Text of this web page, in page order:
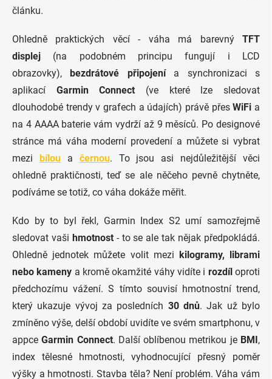
článku.
Ohledně praktických věcí - váha má barevný TFT
displej
(na podobném principu fungují i LCD
obrazovky),
bezdrátové připojení
a synchronizaci s
aplikací
Garmin Connect
(ve které lze sledovat
dlouhodobé trendy v grafech a údajích) právě přes WiFi a
na 4 AAAA baterie vám vydrží až 9 měsíců. Po designové
stránce má váha moderní provedení a můžete si vybrat
mezi
bílou a černou. To jsou asi nejdůležitější věci
ohledně praktičnosti, teď se ale něčeho pevně chytněte,
podíváme se totiž, co váha dokáže měřit.
Kdo by to byl řekl, Garmin Index S2 umí samozřejmě
sledovat vaši hmotnost - to se ale tak nějak předpokládá.
Ohledně jednotek můžete volit mezi kilogramy, librami
nebo kameny a kromě okamžité váhy vidíte i rozdíl oproti
předchozímu vážení. S tímto souvisí hmotnostní trend,
který ukazuje vývoj za posledních 30 dnů. Jak už bylo
zmíněno výše, delší období uvidíte ve svém smartphonu, v
appce Garmin Connect. Další oblíbenou metrikou je BMI,
index tělesné hmotnosti, vyhodnocující přesný poměr
výšky a hmotnosti. Stavba těla? Není problém. Váha vám